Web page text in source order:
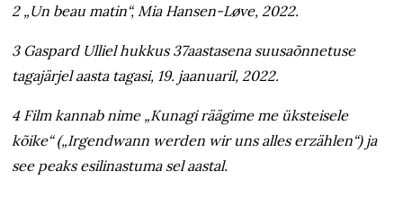
2 „Un beau matin“, Mia Hansen-Løve, 2022.
3 Gaspard Ulliel hukkus 37aastasena suusaõnnetuse
tagajärjel aasta tagasi, 19. jaanuaril, 2022.
4 Film kannab nime „Kunagi räägime me üksteisele
kõike“ („Irgendwann werden wir uns alles erzählen“) ja
see peaks esilinastuma sel aastal.